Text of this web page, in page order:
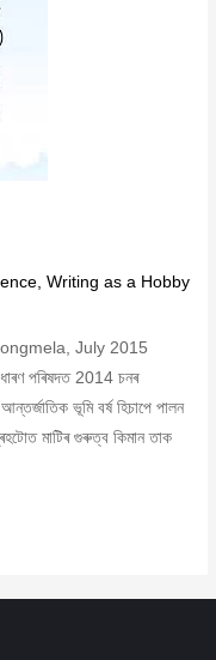
,Writing as a Hobby
July 2015
পৰিষদত 2014 চনৰ
ভূমি বৰ্ষ হিচাপে পালন
মাটিৰ গুৰুত্ব কিমান তাক